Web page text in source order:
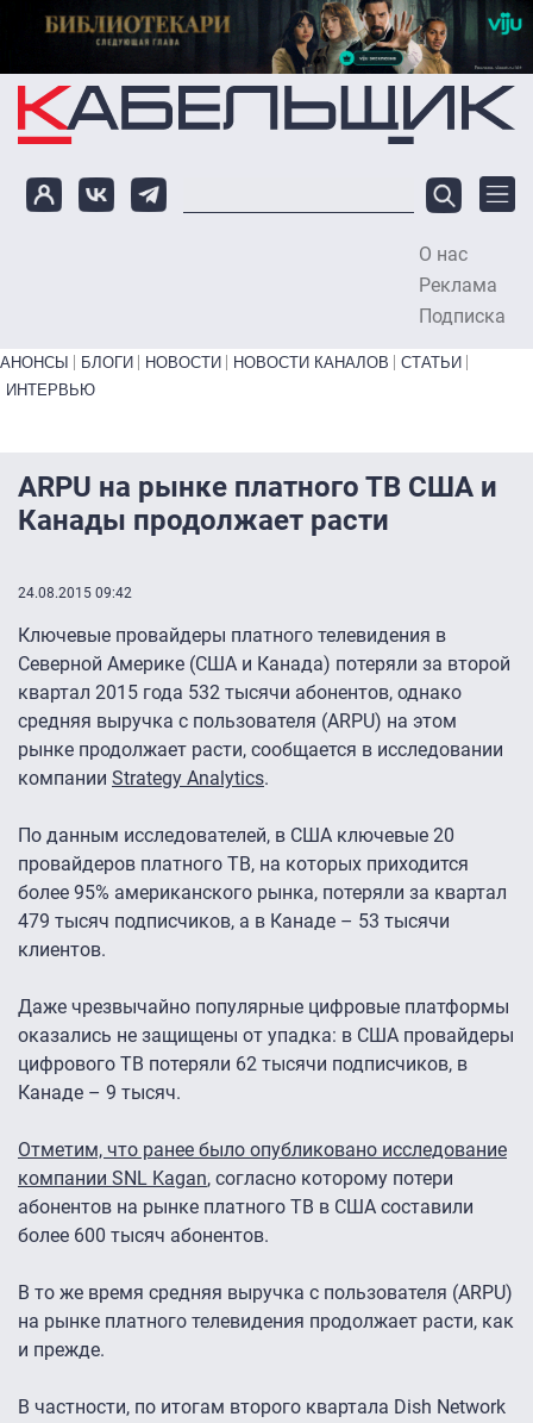
Перейти к основному содержанию
О нас
Реклама
Подписка
Primary links bottom
АНОНСЫ БЛОГИ НОВОСТИ НОВОСТИ КАНАЛОВ
СТАТЬИ
ИНТЕРВЬЮ
ARPU на рынке платного ТВ США и
Канады продолжает расти
24.08.2015 09:42
Ключевые провайдеры платного телевидения в
Северной Америке (США и Канада) потеряли за второй
квартал 2015 года 532 тысячи абонентов, однако
средняя выручка с пользователя (ARPU) на этом
рынке продолжает расти, сообщается в исследовании
компании Strategy Analytics.
По данным исследователей, в США ключевые 20
провайдеров платного ТВ, на которых приходится
более 95% американского рынка, потеряли за квартал
479 тысяч подписчиков, а в Канаде – 53 тысячи
клиентов.
Даже чрезвычайно популярные цифровые платформы
оказались не защищены от упадка: в США провайдеры
цифрового ТВ потеряли 62 тысячи подписчиков, в
Канаде – 9 тысяч.
Отметим, что ранее было опубликовано исследование
компании SNL Kagan, согласно которому потери
абонентов на рынке платного ТВ в США составили
более 600 тысяч абонентов.
В то же время средняя выручка с пользователя (ARPU)
на рынке платного телевидения продолжает расти, как
и прежде.
В частности, по итогам второго квартала Dish Network